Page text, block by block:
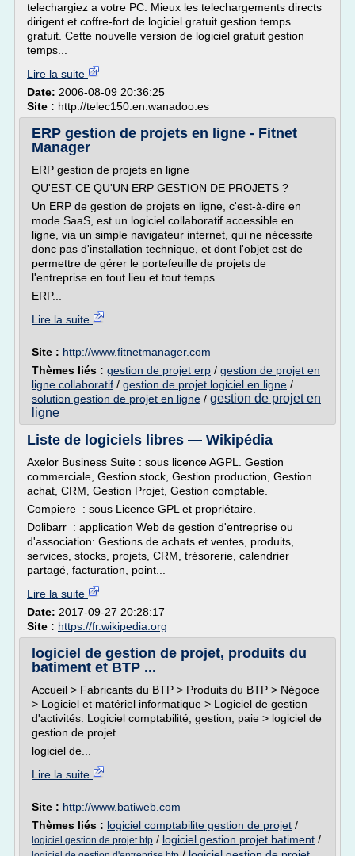
telechargiez a votre PC. Mieux les telechargements directs
dirigent et coffre-fort de logiciel gratuit gestion temps
gratuit. Cette nouvelle version de logiciel gratuit gestion
temps...
Lire la suite
Date: 2006-08-09 20:36:25
Site : http://telec150.en.wanadoo.es
ERP gestion de projets en ligne - Fitnet
Manager
ERP gestion de projets en ligne
QU'EST-CE QU'UN ERP GESTION DE PROJETS ?
Un ERP de gestion de projets en ligne, c'est-à-dire en
mode SaaS, est un logiciel collaboratif accessible en
ligne, via un simple navigateur internet, qui ne nécessite
donc pas d'installation technique, et dont l'objet est de
permettre de gérer le portefeuille de projets de
l'entreprise en tout lieu et tout temps.
ERP...
Lire la suite
Site : http://www.fitnetmanager.com
Thèmes liés : gestion de projet erp / gestion de projet en
ligne collaboratif / gestion de projet logiciel en ligne /
solution gestion de projet en ligne / gestion de projet en
ligne
Liste de logiciels libres — Wikipédia
Axelor Business Suite : sous licence AGPL. Gestion
commerciale, Gestion stock, Gestion production, Gestion
achat, CRM, Gestion Projet, Gestion comptable.
Compiere : sous Licence GPL et propriétaire.
Dolibarr : application Web de gestion d'entreprise ou
d'association: Gestions de achats et ventes, produits,
services, stocks, projets, CRM, trésorerie, calendrier
partagé, facturation, point...
Lire la suite
Date: 2017-09-27 20:28:17
Site : https://fr.wikipedia.org
logiciel de gestion de projet, produits du
batiment et BTP ...
Accueil > Fabricants du BTP > Produits du BTP > Négoce
> Logiciel et matériel informatique > Logiciel de gestion
d'activités. Logiciel comptabilité, gestion, paie > logiciel de
gestion de projet
logiciel de...
Lire la suite
Site : http://www.batiweb.com
Thèmes liés : logiciel comptabilite gestion de projet /
logiciel gestion de projet btp / logiciel gestion projet batiment /